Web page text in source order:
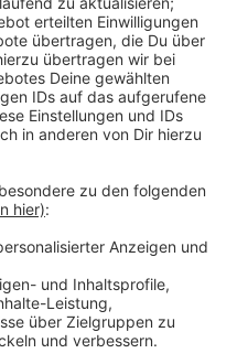
Duck"
beschlossen worden -
Summe ist immer
in einem Restaurant oder
Namen einträgt.
“Superman”. Wenn es
der Wirt das Bußgeld